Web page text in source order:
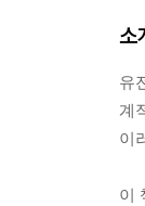
소
유
계
이
이